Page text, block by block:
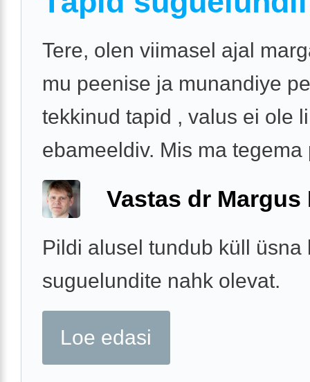
Tere, olen viimasel ajal
mu peenise ja munandiye
tekkinud tapid , valus ei ole
ebameeldiv. Mis ma tegema
Vastas dr Margus
Pildi alusel tundub küll üsna
suguelundite nahk olevat.
Loe edasi